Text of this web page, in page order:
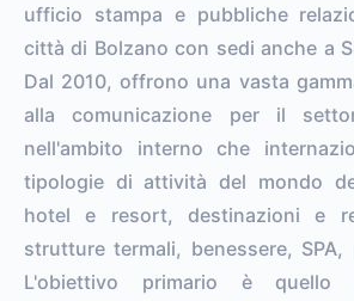
ufficio stampa e pubbliche
città di Bolzano con sedi anche a
Dal 2010, offrono una vasta
alla comunicazione per il
nell'ambito interno che
tipologie di attività del mondo
hotel e resort, destinazioni e
strutture termali, benessere,
L'obiettivo primario è